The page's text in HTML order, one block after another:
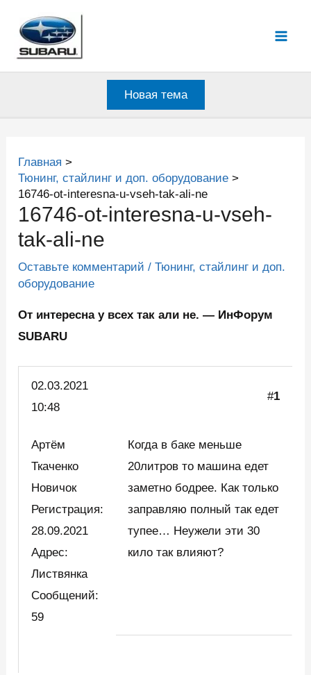
содержимому
Новая тема
Главная
Тюнинг, стайлинг и доп. оборудование
16746-ot-interesna-u-vseh-tak-ali-ne
16746-ot-interesna-u-vseh-
tak-ali-ne
Оставьте комментарий /Тюнинг, стайлинг и доп.
оборудование
От интересна у всех так али не. — ИнФорум
SUBARU
02.03.2021
10:48
#1
Артём
Ткаченко
Новичок
Регистрация:
28.09.2021
Адрес:
Листвянка
Сообщений:
59
Когда в баке меньше
20литров то машина едет
заметно бодрее. Как только
заправляю полный так едет
тупее… Неужели эти 30
кило так влияют?